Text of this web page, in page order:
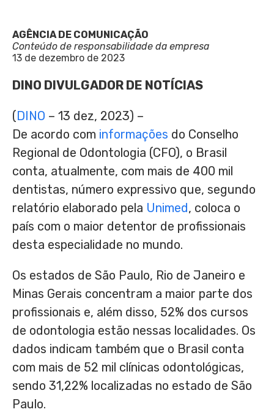
AGÊNCIA DE COMUNICAÇÃO
Conteúdo de responsabilidade da empresa
13 de dezembro de 2023
DINO DIVULGADOR DE NOTÍCIAS
(DINO – 13 dez, 2023) –
De acordo com informações do Conselho
Regional de Odontologia (CFO), o Brasil
conta, atualmente, com mais de 400 mil
dentistas, número expressivo que, segundo
relatório elaborado pela Unimed, coloca o
país com o maior detentor de profissionais
desta especialidade no mundo.
Os estados de São Paulo, Rio de Janeiro e
Minas Gerais concentram a maior parte dos
profissionais e, além disso, 52% dos cursos
de odontologia estão nessas localidades. Os
dados indicam também que o Brasil conta
com mais de 52 mil clínicas odontológicas,
sendo 31,22% localizadas no estado de São
Paulo.